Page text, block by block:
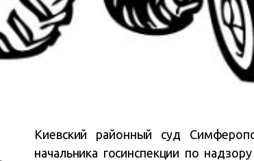
Киевский районный суд
начальника госинспекции по